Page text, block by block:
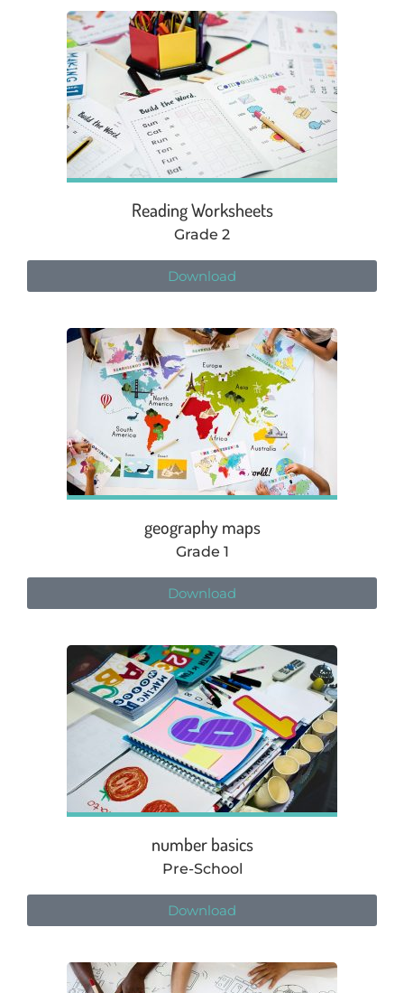
Reading Worksheets
Grade 2
Download
geography maps
Grade 1
Download
number basics
Pre-School
Download